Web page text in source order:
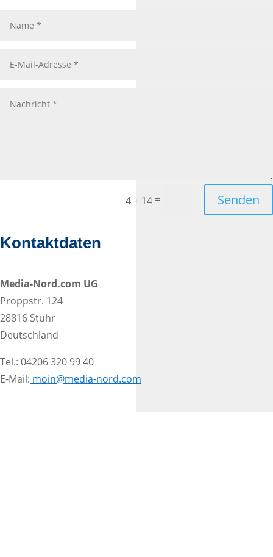
4 + 14 = Senden
Kontaktdaten
Media-Nord.com UG
Proppstr. 124
28816 Stuhr
Deutschland
Tel.: 04206 320 99 40
E-Mail: moin@media-nord.com